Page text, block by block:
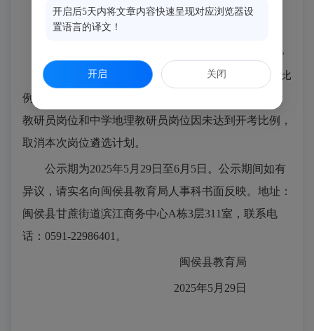
中学物理教研员岗位：朱秋云、林海、唐亮。
中学历史教研员岗位：刘玉燕、何玲燕、张海漳。
根据报名资格审核通过人数与岗位拟招考计划数比
例原则上应达到3:1及以上方可开考的要求，中学英语
教研员岗位和中学地理教研员岗位因未达到开考比例，
取消本次岗位遴选计划。
公示期为2025年5月29日至6月5日。公示期间如有
异议，请实名向闽侯县教育局人事科书面反映。地址：
闽侯县甘蔗街道滨江商务中心A栋3层311室，联系电
话：0591-22986401。
闽侯县教育局
2025年5月29日
开启后5天内将文章内容快速呈现对应浏览器设
置语言的译文！
开启 关闭